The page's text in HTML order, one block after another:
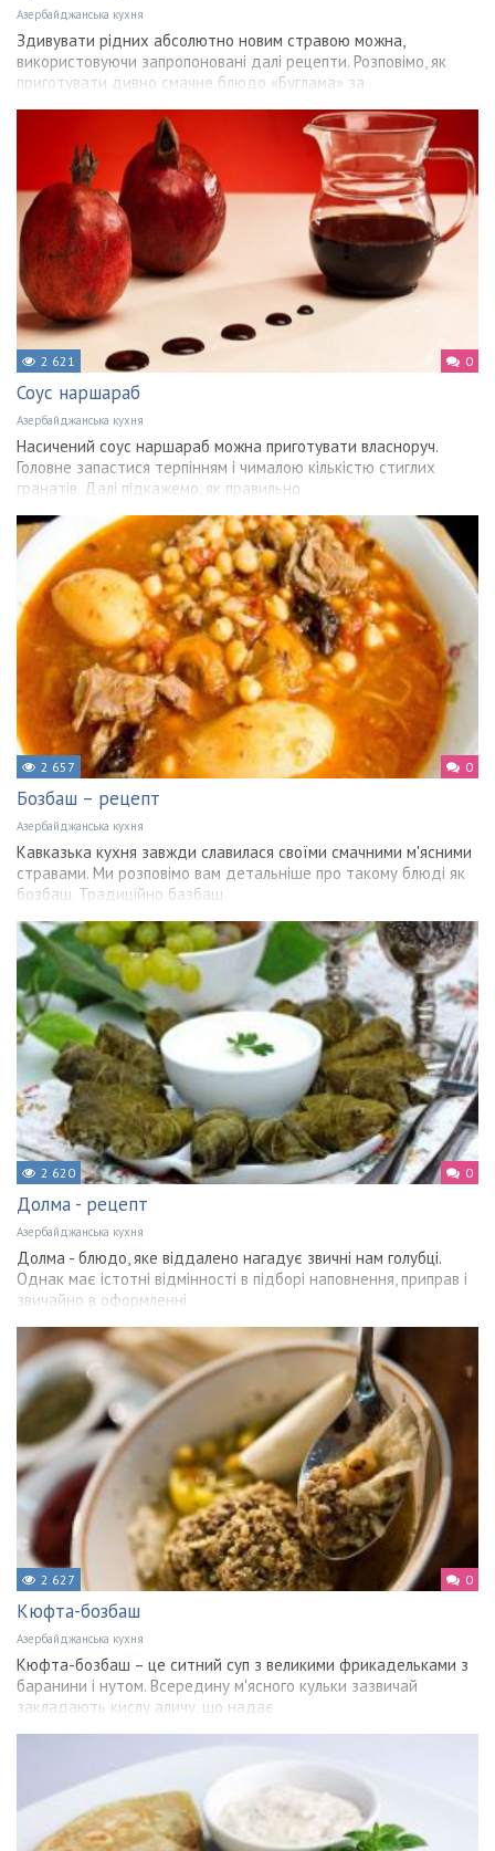
Азербайджанська кухня
Здивувати рідних абсолютно новим стравою можна,
використовуючи запропоновані далі рецепти. Розповімо, як
приготувати дивно смачне блюдо «Буглама» за
2 621 0
Соус наршараб
Азербайджанська кухня
Насичений соус наршараб можна приготувати власноруч.
Головне запастися терпінням і чималою кількістю стиглих
гранатів. Далі підкажемо, як правильно
2 657 0
Бозбаш – рецепт
Азербайджанська кухня
Кавказька кухня завжди славилася своїми смачними м'ясними
стравами. Ми розповімо вам детальніше про такому блюді як
бозбаш. Традиційно базбаш
2 620 0
Долма - рецепт
Азербайджанська кухня
Долма - блюдо, яке віддалено нагадує звичні нам голубці.
Однак має істотні відмінності в підборі наповнення, приправ і
звичайно в оформленні.
2 627 0
Кюфта-бозбаш
Азербайджанська кухня
Кюфта-бозбаш – це ситний суп з великими фрикадельками з
баранини і нутом. Всередину м'ясного кульки зазвичай
закладають кислу аличу, що надає